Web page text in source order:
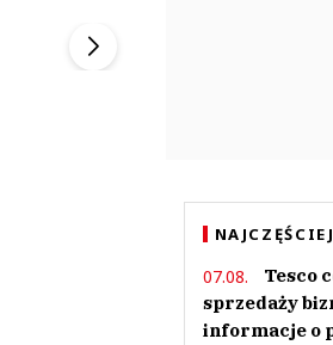
07.08.
Tesco
sprzedaży
informacje o